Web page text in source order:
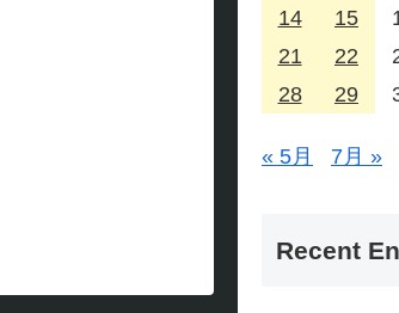
14
15
21
22
28
29
« 5月 7月 »
Recent